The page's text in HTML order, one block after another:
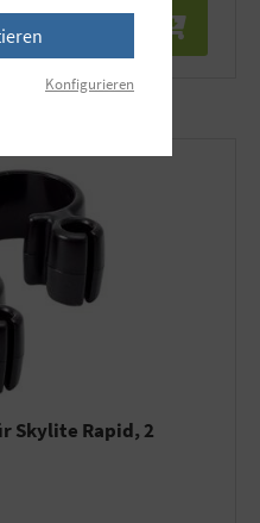
Skylite Rapid, 2
Konfigurieren